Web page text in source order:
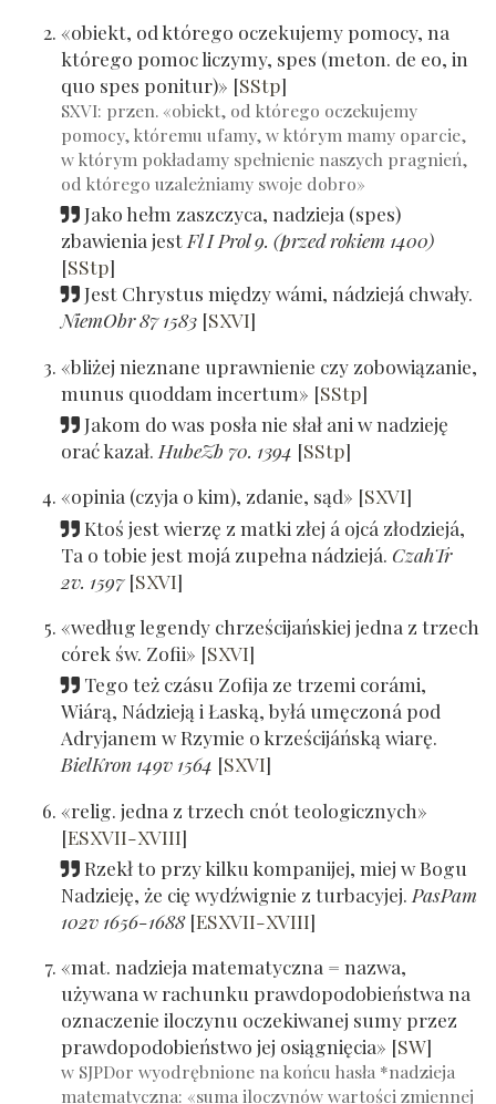
«obiekt, od którego oczekujemy pomocy, na
którego pomoc liczymy, spes (meton. de eo, in
quo spes ponitur)» [SStp]
SXVI: przen. «obiekt, od którego oczekujemy
pomocy, któremu ufamy, w którym mamy oparcie,
w którym pokładamy spełnienie naszych pragnień,
od którego uzależniamy swoje dobro»
Jako hełm zaszczyca, nadzieja (spes)
zbawienia jest Fl I Prol 9. (przed rokiem 1400)
[SStp]
Jest Chrystus między wámi, nádziejá chwały.
NiemObr 87 1583 [SXVI]
«bliżej nieznane uprawnienie czy zobowiązanie,
munus quoddam incertum» [SStp]
Jakom do was posła nie słał ani w nadzieję
orać kazał. HubeZb 70. 1394 [SStp]
«opinia (czyja o kim), zdanie, sąd» [SXVI]
Ktoś jest wierzę z matki złej á ojcá złodziejá,
Ta o tobie jest mojá zupełna nádziejá. CzahTr
2v. 1597 [SXVI]
«według legendy chrześcijańskiej jedna z trzech
córek św. Zofii» [SXVI]
Tego też czásu Zofija ze trzemi corámi,
Wiárą, Nádzieją i Łaską, byłá umęczoná pod
Adryjanem w Rzymie o krześcijáńską wiarę.
BielKron 149v 1564 [SXVI]
«relig. jedna z trzech cnót teologicznych»
[ESXVII-XVIII]
Rzekł to przy kilku kompanijej, miej w Bogu
Nadzieję, że cię wydźwignie z turbacyjej. PasPam
102v 1656-1688 [ESXVII-XVIII]
«mat. nadzieja matematyczna = nazwa,
używana w rachunku prawdopodobieństwa na
oznaczenie iloczynu oczekiwanej sumy przez
prawdopodobieństwo jej osiągnięcia» [SW]
w SJPDor wyodrębnione na końcu hasła *nadzieja
matematyczna: «suma iloczynów wartości zmiennej